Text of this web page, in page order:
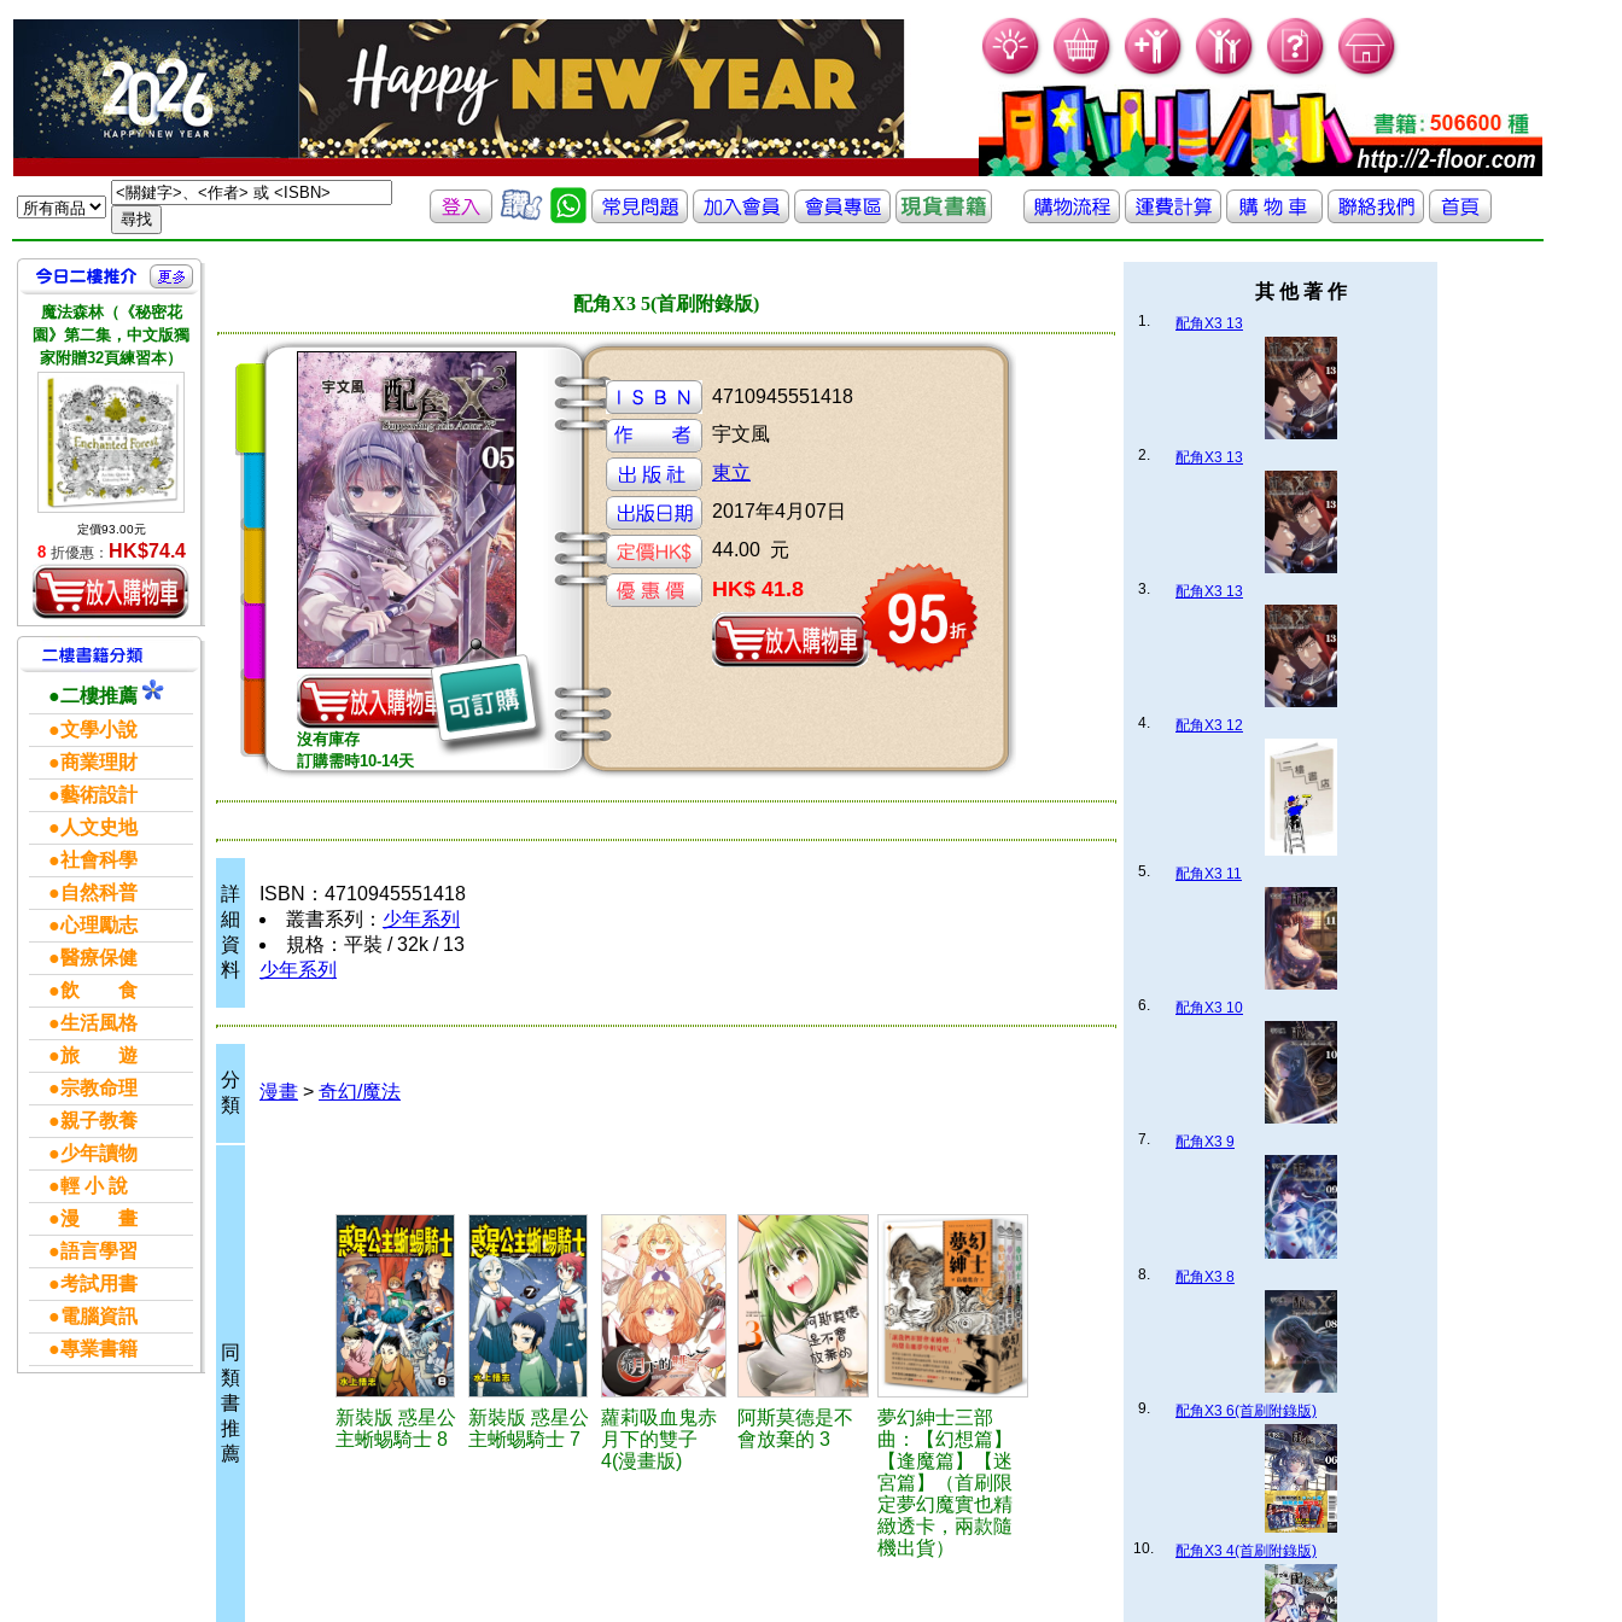
魔法森林（《秘密花
園》第二集，中文版獨
家附贈32頁練習本）
定價93.00元
8 折優惠： HK$74.4
●二樓推薦
●文學小說
●商業理財
●藝術設計
●人文史地
●社會科學
●自然科普
●心理勵志
●醫療保健
●飲 食
●生活風格
●旅 遊
●宗教命理
●親子教養
●少年讀物
●輕 小 說
●漫 畫
●語言學習
●考試用書
●電腦資訊
●專業書籍
配角X3 5(首刷附錄版)
沒有庫存
訂購需時10-14天
4710945551418
宇文風
東立
2017年4月07日
44.00 元
HK$ 41.8
詳
細
資
料
ISBN：4710945551418
叢書系列： 少年系列
規格：平裝 / 32k / 13
少年系列
分
類
漫畫 > 奇幻/魔法
同
類
書
推
薦
新裝版 惑星公
主蜥蜴騎士 8
新裝版 惑星公
主蜥蜴騎士 7
蘿莉吸血鬼赤
月下的雙子
4(漫畫版)
阿斯莫德是不
會放棄的 3
夢幻紳士三部
曲：【幻想篇】
【逢魔篇】【迷
宮篇】（首刷限
定夢幻魔實也精
緻透卡，兩款隨
機出貨）
其 他 著 作
1. 配角X3 13
2. 配角X3 13
3. 配角X3 13
4. 配角X3 12
5. 配角X3 11
6. 配角X3 10
7. 配角X3 9
8. 配角X3 8
9. 配角X3 6(首刷附錄版)
10. 配角X3 4(首刷附錄版)